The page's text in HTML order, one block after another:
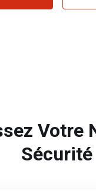
Votre
Sécurité